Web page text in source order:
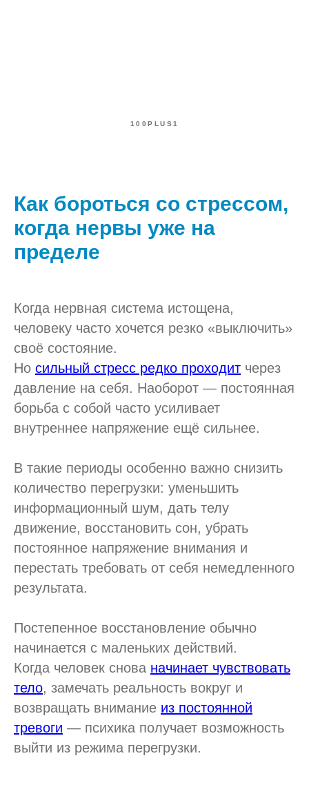
100PLUS1
Как бороться со стрессом,
когда нервы уже на
пределе
Когда нервная система истощена,
человеку часто хочется резко «выключить»
своё состояние.
Но сильный стресс редко проходит через
давление на себя. Наоборот — постоянная
борьба с собой часто усиливает
внутреннее напряжение ещё сильнее.
В такие периоды особенно важно снизить
количество перегрузки: уменьшить
информационный шум, дать телу
движение, восстановить сон, убрать
постоянное напряжение внимания и
перестать требовать от себя немедленного
результата.
Постепенное восстановление обычно
начинается с маленьких действий.
Когда человек снова начинает чувствовать
тело, замечать реальность вокруг и
возвращать внимание из постоянной
тревоги — психика получает возможность
выйти из режима перегрузки.